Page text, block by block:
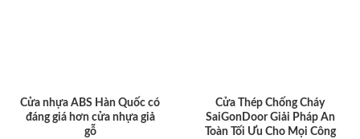
Cửa nhựa ABS Hàn Quốc có
đáng giá hơn cửa nhựa giả
gỗ
Cửa Thép Chống Cháy
SaiGonDoor Giải Pháp An
Toàn Tối Ưu Cho Mọi Công